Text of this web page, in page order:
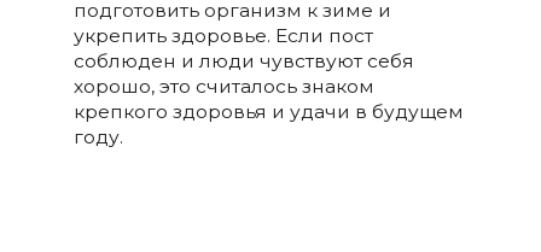
подготовить организм к зиме и
укрепить здоровье. Если пост
соблюден и люди чувствуют себя
хорошо, это считалось знаком
крепкого здоровья и удачи в будущем
году.